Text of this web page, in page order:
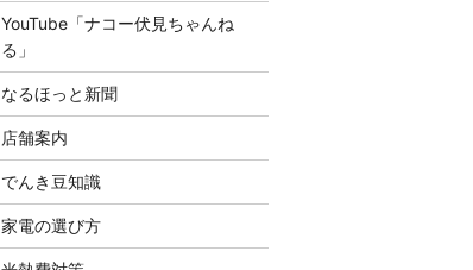
YouTube「ナコー伏見ちゃんね
る」
なるほっと新聞
店舗案内
でんき豆知識
家電の選び方